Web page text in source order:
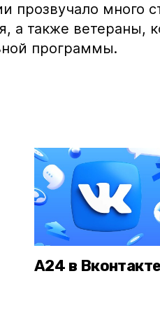
прозвучало много
а также ветераны,
программы.
А24 в Вконтакте